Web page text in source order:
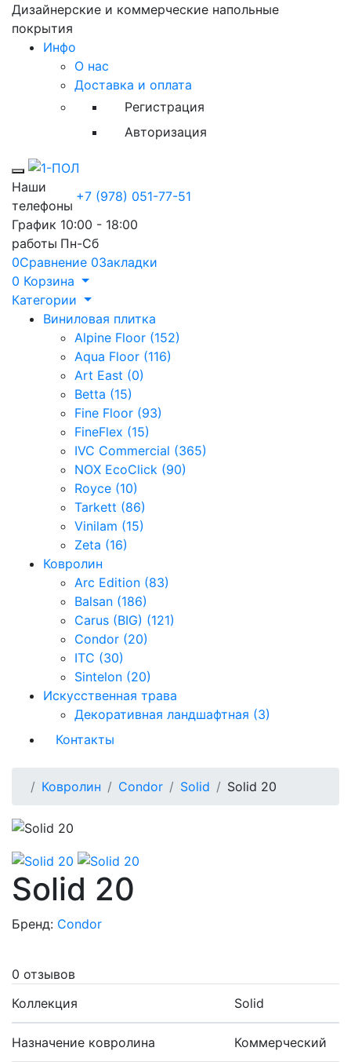
Дизайнерские и коммерческие напольные
покрытия
Инфо
О нас
Доставка и оплата
Регистрация
Авторизация
Toggle mobile menu
Наши
телефоны
+7 (978) 051-77-51
График
работы
10:00 - 18:00
Пн-Сб
0Сравнение 0Закладки
0 Корзина
Категории
Виниловая плитка
Alpine Floor (152)
Aqua Floor (116)
Art East (0)
Betta (15)
Fine Floor (93)
FineFlex (15)
IVC Commercial (365)
NOX EcoClick (90)
Royce (10)
Tarkett (86)
Vinilam (15)
Zeta (16)
Ковролин
Arc Edition (83)
Balsan (186)
Carus (BIG) (121)
Condor (20)
ITC (30)
Sintelon (20)
Искусственная трава
Декоративная ландшафтная (3)
Контакты
Ковролин Condor Solid Solid 20
Solid 20
Бренд: Condor
0 отзывов
Коллекция
Solid
Назначение ковролина Коммерческий